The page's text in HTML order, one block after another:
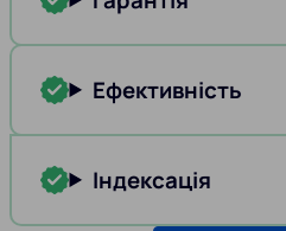
Ефективність
Індексація